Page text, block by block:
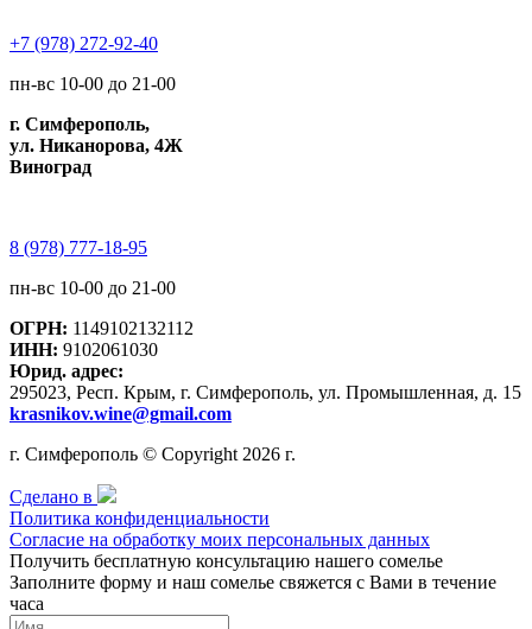
+7 (978) 272-92-40
пн-вс 10-00 до 21-00
г. Симферополь,
ул. Никанорова, 4Ж
Виноград
8 (978) 777-18-95
пн-вс 10-00 до 21-00
ОГРН: 1149102132112
ИНН: 9102061030
Юрид. адрес:
295023, Респ. Крым, г. Симферополь, ул. Промышленная, д. 15
krasnikov.wine@gmail.com
г. Симферополь © Copyright 2026 г.
Сделано в
Политика конфиденциальности
Согласие на обработку моих персональных данных
Получить бесплатную консультацию нашего сомелье
Заполните форму и наш сомелье свяжется с Вами в течение
часа